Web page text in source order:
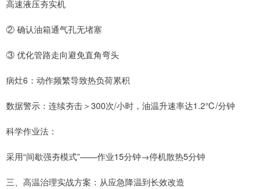
高速液压夯实机
② 确认油箱通气孔无堵塞
③ 优化管路走向避免直角弯头
病灶6：动作频繁导致热负荷累积
数据警示：连续夯击＞300次/小时，油温升速率达1.2℃/分钟
科学作业法：
采用“间歇强夯模式”——作业15分钟→停机散热5分钟
三、高温治理实战方案：从应急降温到长效改造